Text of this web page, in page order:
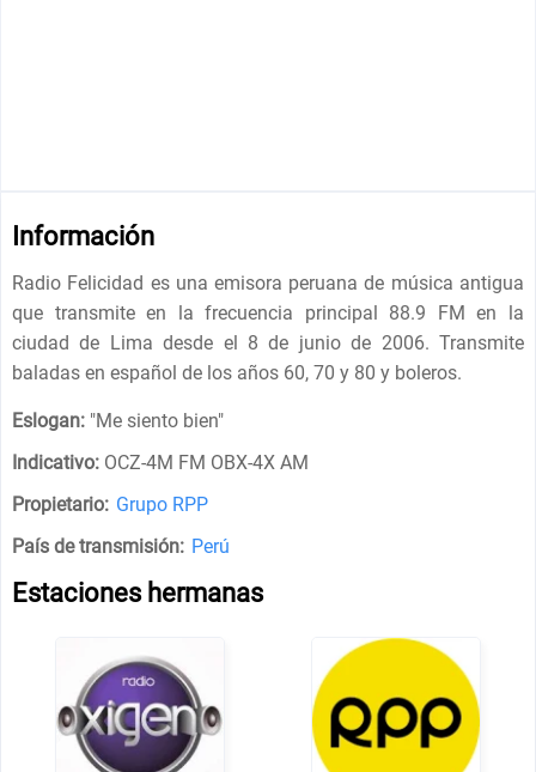
Información
Radio Felicidad es una emisora ​​peruana de música antigua
que transmite en la frecuencia principal 88.9 FM en la
ciudad de Lima desde el 8 de junio de 2006. Transmite
baladas en español de los años 60, 70 y 80 y boleros.
Eslogan: "Me siento bien"
Indicativo: OCZ-4M FM OBX-4X AM
Propietario: Grupo RPP
País de transmisión: Perú
Estaciones hermanas